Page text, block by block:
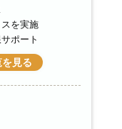
を実施
ポート
見る